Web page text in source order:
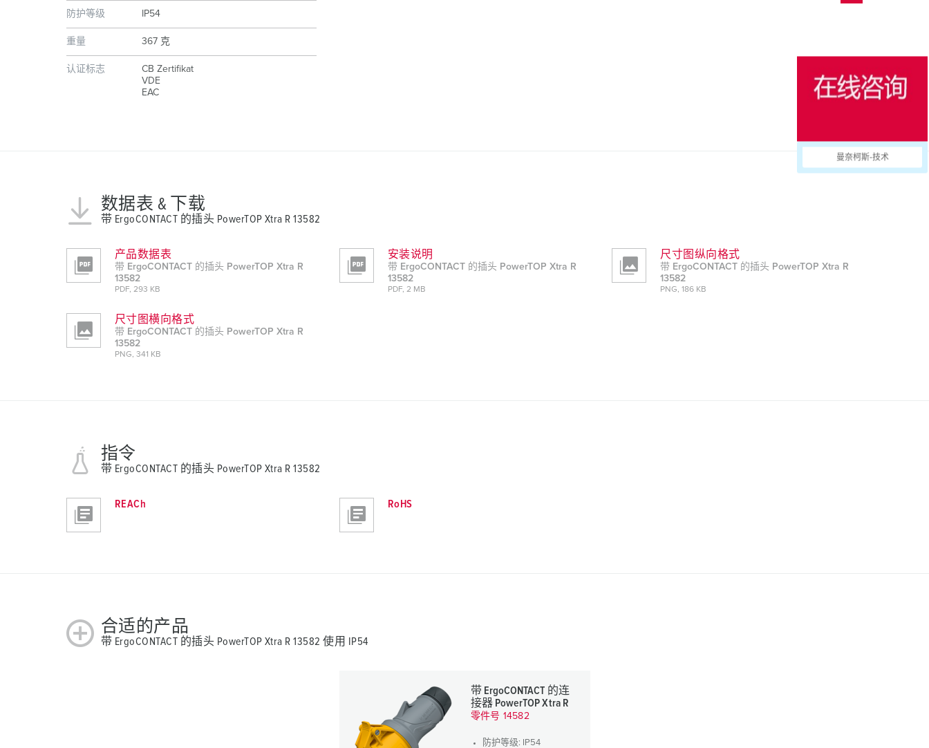
防护等级 IP54
重量 367 克
认证标志
CB Zertifikat
VDE
EAC
数据表 & 下载
带 ErgoCONTACT 的插头 PowerTOP Xtra R 13582
产品数据表
带 ErgoCONTACT 的插头 PowerTOP Xtra R
13582
PDF, 293 KB
安装说明
带 ErgoCONTACT 的插头 PowerTOP Xtra R
13582
PDF, 2 MB
尺寸图纵向格式
带 ErgoCONTACT 的插头 PowerTOP Xtra R
13582
PNG, 186 KB
尺寸图横向格式
带 ErgoCONTACT 的插头 PowerTOP Xtra R
13582
PNG, 341 KB
指令
带 ErgoCONTACT 的插头 PowerTOP Xtra R 13582
REACh RoHS
合适的产品
带 ErgoCONTACT 的插头 PowerTOP Xtra R 13582 使用 IP54
带 ErgoCONTACT 的连
接器 PowerTOP Xtra R
零件号 14582
防护等级: IP54
曼奈柯斯-技术